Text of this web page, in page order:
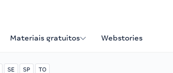
Materiais gratuitos Webstories
SE SP TO